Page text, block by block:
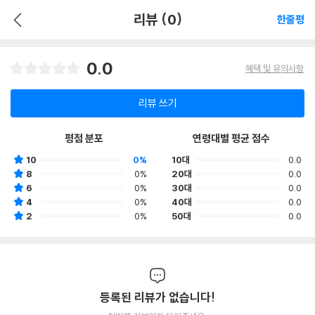
리뷰 (0) 한줄평
0.0 혜택 및 유의사항
리뷰 쓰기
평점 분포
10
0%
8
0%
6
0%
4
0%
2
0%
연령대별 평균 점수
10대
0.0
20대
0.0
30대
0.0
40대
0.0
50대
0.0
등록된 리뷰가 없습니다!